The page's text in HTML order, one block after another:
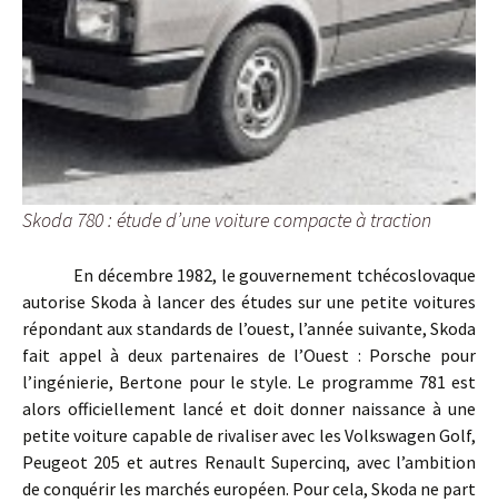
Skoda 780 : étude d’une voiture compacte à traction
En décembre 1982, le gouvernement tchécoslovaque
autorise Skoda à lancer des études sur une petite voitures
répondant aux standards de l’ouest, l’année suivante, Skoda
fait appel à deux partenaires de l’Ouest : Porsche pour
l’ingénierie, Bertone pour le style. Le programme 781 est
alors officiellement lancé et doit donner naissance à une
petite voiture capable de rivaliser avec les Volkswagen Golf,
Peugeot 205 et autres Renault Supercinq, avec l’ambition
de conquérir les marchés européen. Pour cela, Skoda ne part